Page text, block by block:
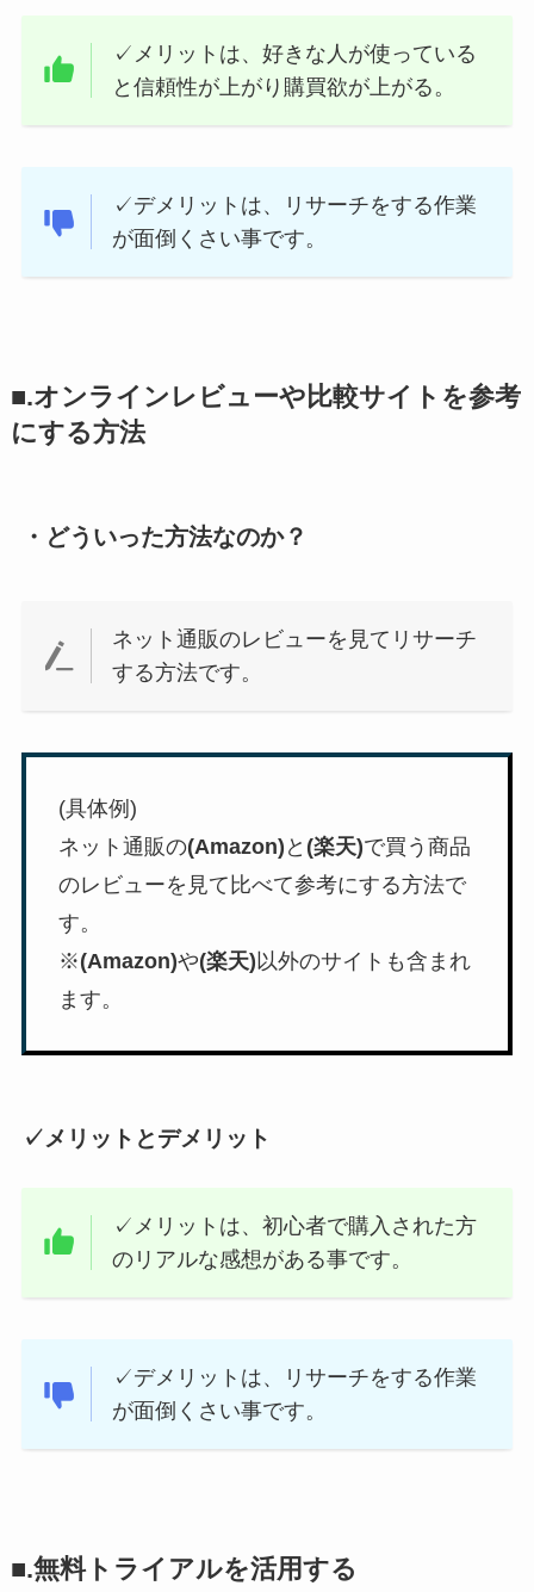
✓メリットは、好きな人が使っている
と信頼性が上がり購買欲が上がる。
✓デメリットは、リサーチをする作業
が面倒くさい事です。
■.オンラインレビューや比較サイトを参考
にする方法
・どういった方法なのか？
ネット通販のレビューを見てリサーチ
する方法です。
(具体例)
ネット通販の(Amazon) と (楽天)で買う商品
のレビューを見て比べて参考にする方法で
す。
※(Amazon)や(楽天) 以外のサイトも含まれ
ます。
✓メリットとデメリット
✓メリットは、初心者で購入された方
のリアルな感想がある事です。
✓デメリットは、リサーチをする作業
が面倒くさい事です。
■.無料トライアルを活用する